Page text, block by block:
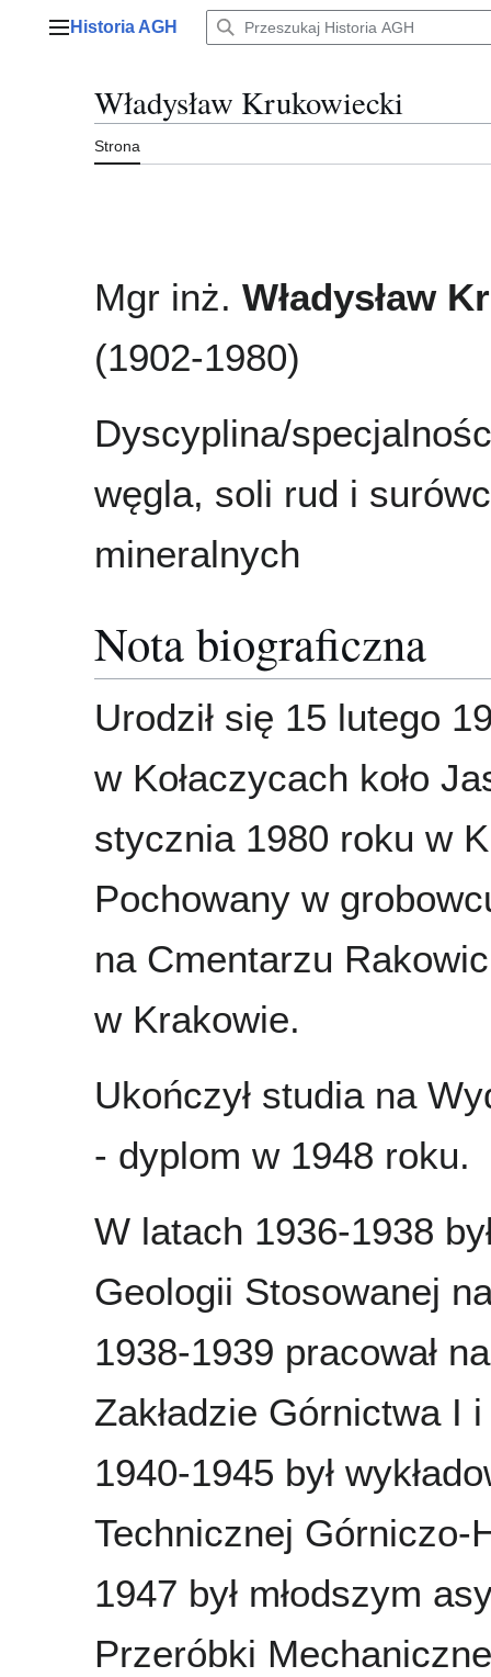
Menu główne
Historia AGH
Władysław Krukowiecki
Strona
Mgr inż. Władysław
(1902-1980)
Dyscyplina/
węgla, soli rud i
mineralnych
Nota biograficzna
Urodził się 15 lutego
w Kołaczycach koło
stycznia 1980 roku w
Pochowany w
na Cmentarzu
w Krakowie.
Ukończył studia na
- dyplom w 1948 roku.
W latach 1936-1938
Geologii Stosowanej
1938-1939 pracował
Zakładzie Górnictwa I
1940-1945 był
Technicznej Górniczo-
1947 był młodszym
Przeróbki